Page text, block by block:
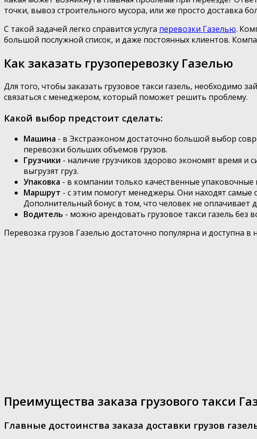
точки, вывоз строительного мусора, или же просто доставка
С такой задачей легко справится услуга перевозки Газелью.
большой послужной список, и даже постоянных клиентов.
Как заказать грузоперевозку Газелью
Для того, чтобы заказать грузовое такси газель, необходимо
связаться с менеджером, который поможет решить проблему.
Какой выбор предстоит сделать:
Машина - в Экстраэконом достаточно большой выбор
перевозки больших объемов грузов.
Грузчики - наличие грузчиков здорово экономят время и
выгрузят груз.
Упаковка - в компании только качественные
Маршрут - с этим помогут менеджеры. Они находят
Дополнительный бонус в том, что человек не оплачивает
Водитель - можно арендовать грузовое такси газель без
Перевозка грузов Газелью достаточно популярна и доступна в
Преимущества заказа грузового такси
Главные достоинства заказа доставки грузов